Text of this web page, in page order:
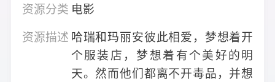
资源分类 电影
资源描述 哈瑞和玛丽安彼此相爱，梦想着开
个服装店，梦想着有个美好的明
天。然而他们都离不开毒品，并想